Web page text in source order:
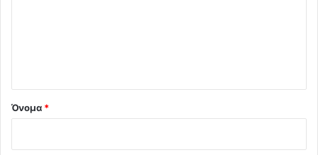
Όνομα *